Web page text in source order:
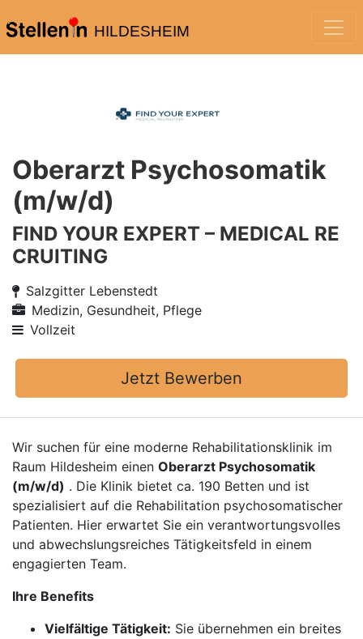
HILDESHEIM
Oberarzt Psychosomatik
(m/w/d)
FIND YOUR EXPERT – MEDICAL RE
CRUITING
Salzgitter Lebenstedt
Medizin, Gesundheit, Pflege
Vollzeit
Jetzt Bewerben
Wir suchen für eine moderne Rehabilitationsklinik im
Raum Hildesheim einen Oberarzt Psychosomatik
(m/w/d) . Die Klinik bietet ca. 190 Betten und ist
spezialisiert auf die Rehabilitation psychosomatischer
Patienten. Hier erwartet Sie ein verantwortungsvolles
und abwechslungsreiches Tätigkeitsfeld in einem
engagierten Team.
Ihre Benefits
Vielfältige Tätigkeit: Sie übernehmen ein breites